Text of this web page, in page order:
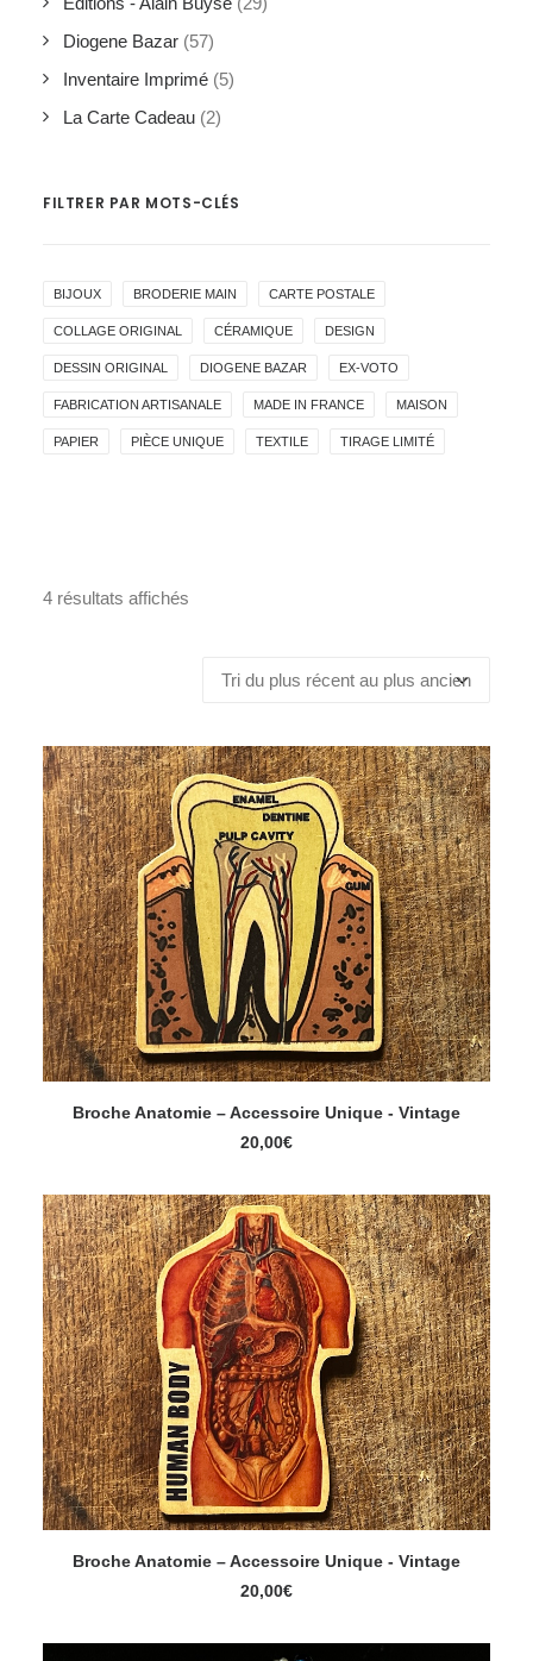
Diogene Bazar (57)
Inventaire Imprimé (5)
La Carte Cadeau (2)
FILTRER PAR MOTS-CLÉS
BIJOUX BRODERIE MAIN CARTE POSTALE
COLLAGE ORIGINAL CÉRAMIQUE DESIGN
DESSIN ORIGINAL DIOGENE BAZAR EX-VOTO
FABRICATION ARTISANALE MADE IN FRANCE MAISON
PAPIER PIÈCE UNIQUE TEXTILE TIRAGE LIMITÉ
4 résultats affichés
Broche Anatomie – Accessoire Unique - Vintage
20,00€
Broche Anatomie – Accessoire Unique - Vintage
20,00€